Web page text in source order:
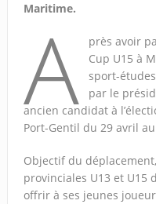
Maritime.
A
près avoir
Cup U15 à
sport-
par le
ancien candidat à
Port-Gentil du 29 avril
Objectif du
provinciales U13 et U15
offrir à ses jeunes